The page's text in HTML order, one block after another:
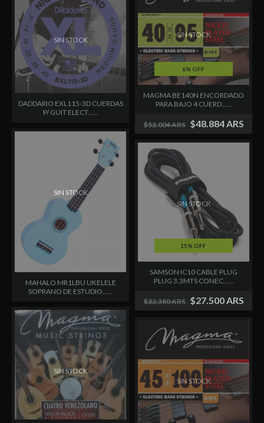
SIN STOCK
DADDARIO EXL115-3D CUERDAS
P/ GUIT ELECT......
6% OFF
SIN STOCK
MAGMA BE140N ENCORDADO
PARA BAJO 4 CUERD......
$52.004 ARS $48.884 ARS
SIN STOCK
MAHALO MR1LBU UKELELE
SOPRANO DE ESTUDIO......
15% OFF
SIN STOCK
SAMSON IC10 CABLE PLUG
PLUG 3,3MTS CONEC......
$32.380 ARS $27.500 ARS
SIN STOCK
SIN STOCK